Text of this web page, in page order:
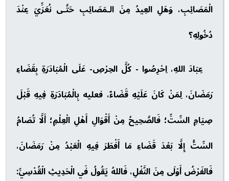
الْمَصَائِبِ، وَهَلِ العِيدُ مِنَ الـمَصَائِبِ حَتَّـى نُعَزِّيَ عِنْدَ
دُخُولِهِ؟
عِبَادَ اللهِ، اِحْرِصُوا - كُلَّ الحِرْصِ- عَلَى الْمُبَادَرَةِ بِقَضَاءِ
رَمَضَانَ، لِمَنْ كَانَ عَلَيْهِ قَضَاءٌ، فعليه بِالْمُبَادَرَةِ فِيهِ قَبْلَ
صِيَامِ السِّتِّ؛ فَالصَّحِيحُ مِنْ أَقْوَالِ أَهْلِ الْعِلْمِ؛ أَلَّا تُصَامُ
السِّتُّ إِلَّا بَعْدَ قَضَاءِ مَا أَفْطَرَ فِيهِ الْعَبْدُ مِنْ رَمَضَانَ،
فَالفَرْضُ أَوْلَى مِنَ النَّفْلِ، فَاللهُ يَقُولُ فَي الْحَدِيثِ الْقُدْسِيِّ: